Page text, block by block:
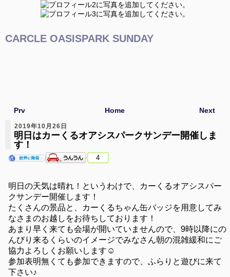
CARCLE OASISPARK SUNDAY
Next
Prv Home
2019年10月26日
明日はカーくるオアシスパークサンデー開催しま
す！
4
明日の天気は晴れ！というわけで、カーくるオアシスパー
クサンデー開催します！
たくさんの景品と、カーくるちゃん缶バッジを用意してみ
なさまのお越しをお待ちしております！
あまり早く来ても会場が開いていませんので、9時以降にの
んびり来るくらいのイメージでみなさん朝の混雑緩和にご
協力よろしくお願いします☺️
参加表明無くても参加できますので、ふらりと遊びに来て
下さい♪